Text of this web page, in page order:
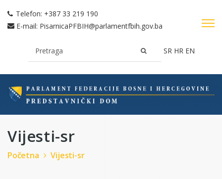
Telefon: +387 33 219 190
E-mail: PisarnicaPFBIH@parlamentfbih.gov.ba
SR HR EN
Vijesti-sr
Početna Vijesti-sr